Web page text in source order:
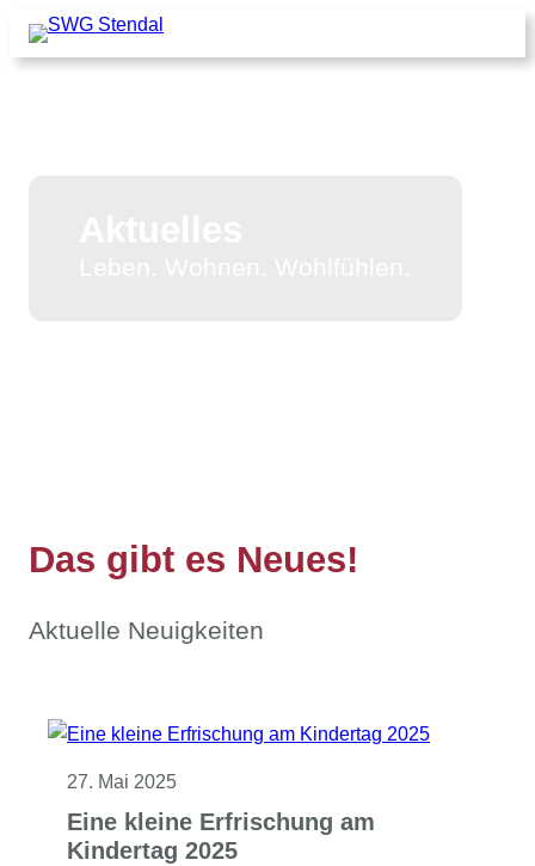
Das gibt es Neues!
Aktuelle Neuigkeiten
27. Mai 2025
Eine kleine Erfrischung am
Kindertag 2025